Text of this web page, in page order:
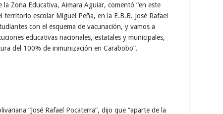
Zona Educativa, Aimara Aguiar, comentó “en este
escolar Miguel Peña, en la E.B.B. José Rafael
con el esquema de vacunación, y vamos a
educativas nacionales, estatales y municipales,
del 100% de inmunización en Carabobo”.
“José Rafael Pocaterra”, dijo que “aparte de la